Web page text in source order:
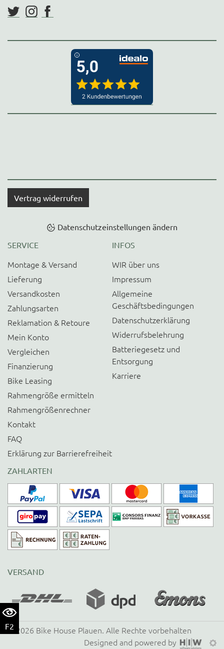
F2
Vertrag widerrufen
Datenschutzeinstellungen ändern
SERVICE
Montage & Versand
Lieferung
Versandkosten
Zahlungsarten
Reklamation & Retoure
Mein Konto
Vergleichen
Finanzierung
Bike Leasing
Rahmengröße ermitteln
Rahmengrößenrechner
Kontakt
FAQ
Erklärung zur Barrierefreiheit
INFOS
WIR über uns
Impressum
Allgemeine
Geschäftsbedingungen
Datenschutzerklärung
Widerrufsbelehrung
Batteriegesetz und
Entsorgung
Karriere
ZAHLARTEN
VERSAND
© 2026 Bike House Plauen. Alle Rechte vorbehalten
Designed and powered by